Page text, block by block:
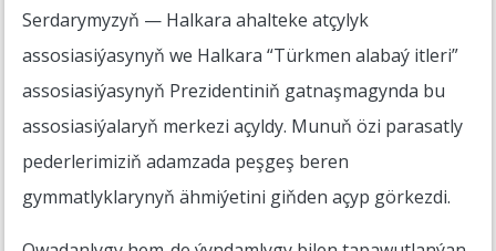
Serdarymyzyň — Halkara ahalteke atçylyk
assosiasiýasynyň we Halkara “Türkmen alabaý itleri”
assosiasiýasynyň Prezidentiniň gatnaşmagynda bu
assosiasiýalaryň merkezi açyldy. Munuň özi parasatly
pederlerimiziň adamzada peşgeş beren
gymmatlyklarynyň ähmiýetini giňden açyp görkezdi.